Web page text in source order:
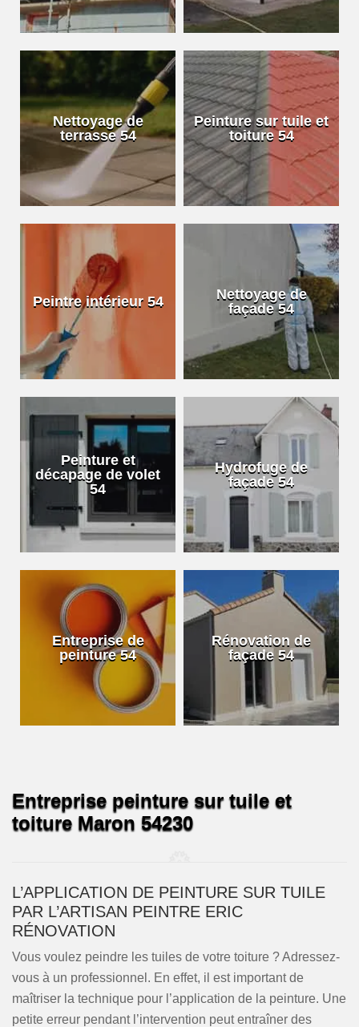
Nettoyage de
terrasse 54
Peinture sur tuile et
toiture 54
Peintre intérieur 54
Nettoyage de
façade 54
Peinture et
décapage de volet
54
Hydrofuge de
façade 54
Entreprise de
peinture 54
Rénovation de
façade 54
Entreprise peinture sur tuile et
toiture Maron 54230
L’APPLICATION DE PEINTURE SUR TUILE
PAR L’ARTISAN PEINTRE ERIC
RÉNOVATION
Vous voulez peindre les tuiles de votre toiture ? Adressez-
vous à un professionnel. En effet, il est important de
maîtriser la technique pour l’application de la peinture. Une
petite erreur pendant l’intervention peut entraîner des